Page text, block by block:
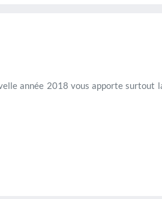
année 2018 vous apporte surtout